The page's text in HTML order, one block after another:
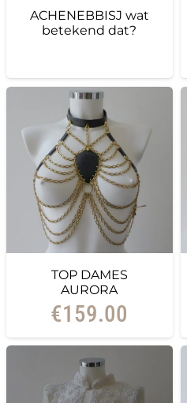
ACHENEBBISJ wat
betekend dat?
TOP DAMES
AURORA
€159.00